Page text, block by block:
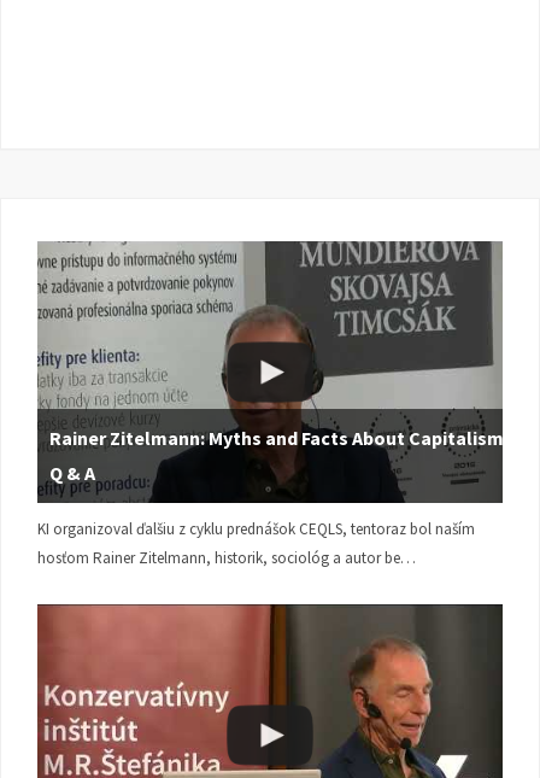
Rainer Zitelmann: Myths and Facts About Capitalism |
Q & A
KI organizoval ďalšiu z cyklu prednášok CEQLS, tentoraz bol naším
hosťom Rainer Zitelmann, historik, sociológ a autor be…